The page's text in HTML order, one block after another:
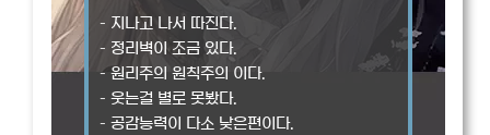
– 지나고 나서 따진다.
– 정리벽이 조금 있다.
– 원리주의 원칙주의 이다.
– 웃는걸 별로 못봤다.
– 공감능력이 다소 낮은편이다.